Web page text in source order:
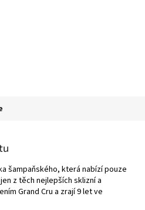
šampaňského, která nabízí pouze
z těch nejlepších sklizní a
Grand Cru a zrají 9 let ve